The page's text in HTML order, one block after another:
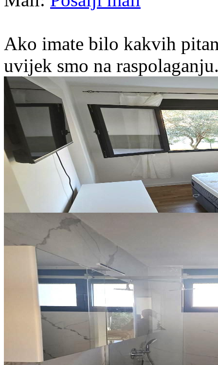
Ako imate bilo kakvih
uvijek smo na